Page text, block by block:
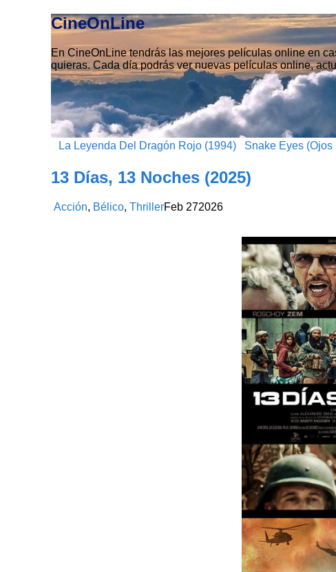
CineOnLine
En CineOnLine tendrás las mejores películas online en
quieras. Cada día podrás ver nuevas películas online,
La Leyenda Del Dragón Rojo (1994) Snake Eyes
13 Días, 13 Noches (2025)
Acción, Bélico,ThrillerFeb 272026